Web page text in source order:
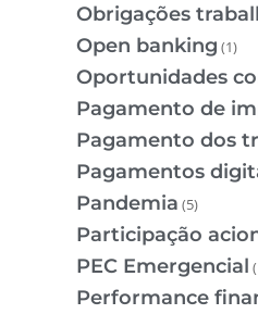
Obrigações
Open banking (1)
Oportunidades
Pagamento de
Pagamento dos
Pagamentos
Pandemia (5)
Participação
PEC Emergencial
Performance